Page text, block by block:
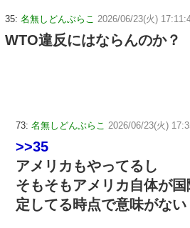
35: 名無しどんぶらこ 2026/06/23(火)
WTO違反にはならんのか？
73: 名無しどんぶらこ 2026/06/23(火)
>>35
アメリカもやってるし
そもそもアメリカ自体が
定してる時点で意味がない